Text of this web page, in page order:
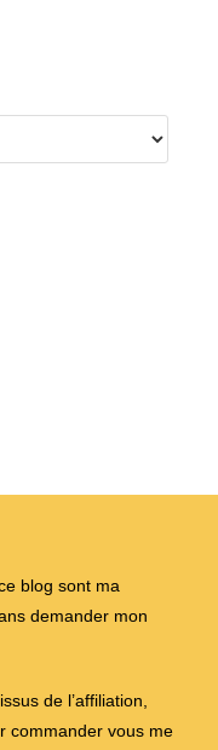
blog sont ma
demander mon
de l’affiliation,
commander vous me